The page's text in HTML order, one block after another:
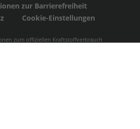
zur Barrierefreiheit
Cookie-Einstellungen
zum offiziellen Kraftstoffverbrauch